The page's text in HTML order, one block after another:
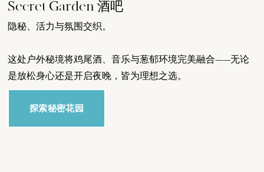
Secret Garden 酒吧
隐秘、活力与氛围交织。
这处户外秘境将鸡尾酒、音乐与葱郁环境完美融合——无论
是放松身心还是开启夜晚，皆为理想之选。
探索秘密花园